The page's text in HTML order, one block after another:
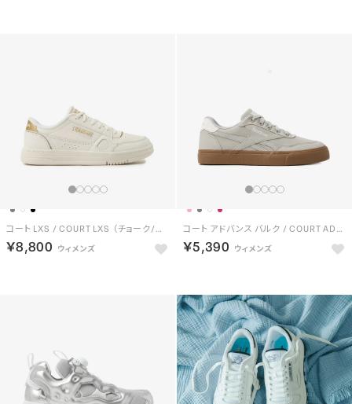
コート LXS / COURT LXS （チョーク/ゴールド）
￥8,800
コート アドバンス バルク / COURT ADVANCE VULC （グレー）
￥5,390